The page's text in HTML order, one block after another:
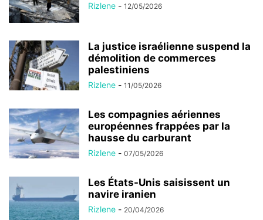
Rizlene - 12/05/2026
La justice israélienne suspend la
démolition de commerces
palestiniens
Rizlene - 11/05/2026
Les compagnies aériennes
européennes frappées par la
hausse du carburant
Rizlene - 07/05/2026
Les États-Unis saisissent un
navire iranien
Rizlene - 20/04/2026